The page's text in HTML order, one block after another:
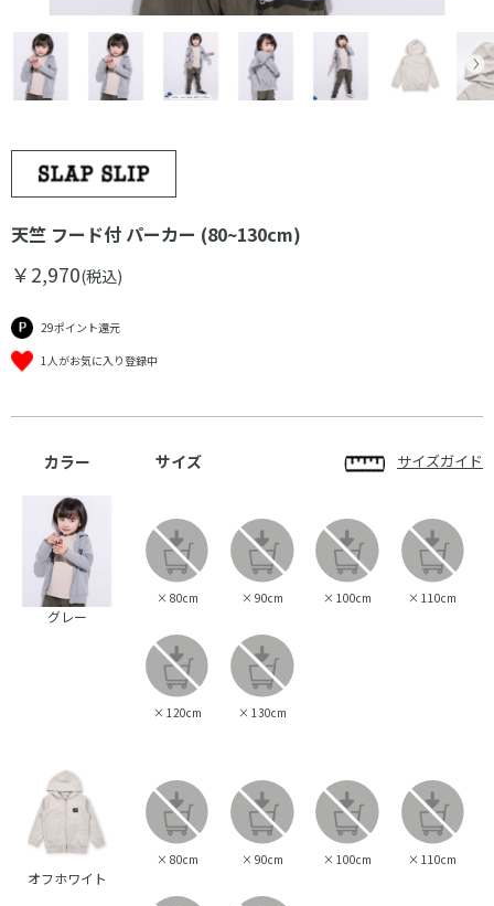
天竺 フード付 パーカー (80~130cm)
￥2,970(税込)
29ポイント還元
1人がお気に入り登録中
カラー サイズ サイズガイド
グレー
× 80cm × 90cm × 100cm × 110cm
× 120cm × 130cm
オフホワイト
× 80cm × 90cm × 100cm × 110cm